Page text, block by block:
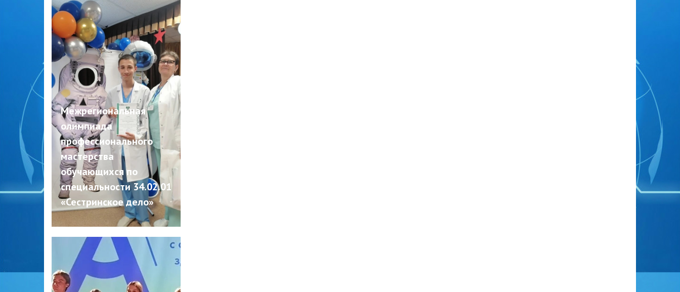
Межрегиональная
олимпиада
профессионального
мастерства
обучающихся по
специальности 34.02.01
«Сестринское дело»